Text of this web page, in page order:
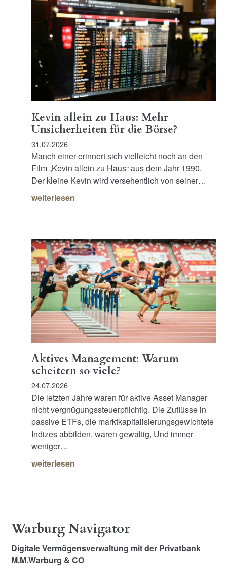
Kevin allein zu Haus: Mehr
Unsicherheiten für die Börse?
31.07.2026
Manch einer erinnert sich vielleicht noch an den
Film „Kevin allein zu Haus“ aus dem Jahr 1990.
Der kleine Kevin wird versehentlich von seiner…
weiterlesen
Aktives Management: Warum
scheitern so viele?
24.07.2026
Die letzten Jahre waren für aktive Asset Manager
nicht vergnügungssteuerpflichtig. Die Zuflüsse in
passive ETFs, die marktkapitalisierungsgewichtete
Indizes abbilden, waren gewaltig, Und immer
weniger…
weiterlesen
Warburg Navigator
Digitale Vermögensverwaltung mit der Privatbank
M.M.Warburg & CO